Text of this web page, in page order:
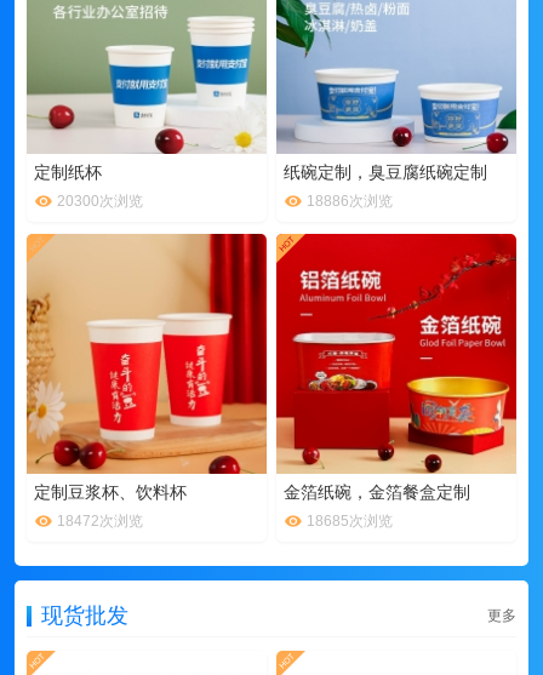
定制纸杯
20300次浏览
纸碗定制，臭豆腐纸碗定制
18886次浏览
定制豆浆杯、饮料杯
18472次浏览
金箔纸碗，金箔餐盒定制
18685次浏览
现货批发 更多